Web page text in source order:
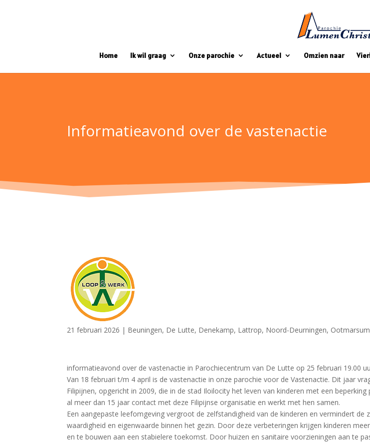
Home Ik wil graag Onze parochie Actueel Omzien naar
Informatieavond over de vastenactie
21 februari 2026 | Beuningen, De Lutte, Denekamp, Lattrop, Noord-Deurningen, Ootmarsum
informatieavond over de vastenactie in Parochiecentrum van De Lutte op 25 februari 19.00
Van 18 februari t/m 4 april is de vastenactie in onze parochie voor de Vastenactie. Dit jaar
Filipijnen, opgericht in 2009, die in de stad Iloilocity het leven van kinderen met een
al meer dan 15 jaar contact met deze Filipijnse organisatie en werkt met hen samen.
Een aangepaste leefomgeving vergroot de zelfstandigheid van de kinderen en vermindert
waardigheid en eigenwaarde binnen het gezin. Door deze verbeteringen krijgen kinderen
en te bouwen aan een stabielere toekomst. Door huizen en sanitaire voorzieningen aan te